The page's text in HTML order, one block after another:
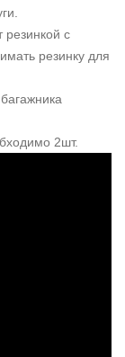
с
резинку для
2шт.